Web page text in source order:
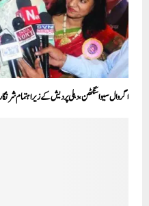
اگروال سیوا سنگٹھن، دہلی پردیش کے زیراہتمام شرنگار دیپ و تسو